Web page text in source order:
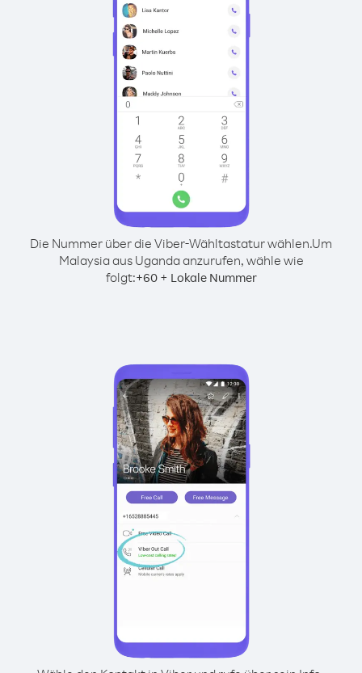
Die Nummer über die Viber-Wähltastatur wählen.Um
Malaysia aus Uganda anzurufen, wähle wie
folgt:+60+ Lokale Nummer